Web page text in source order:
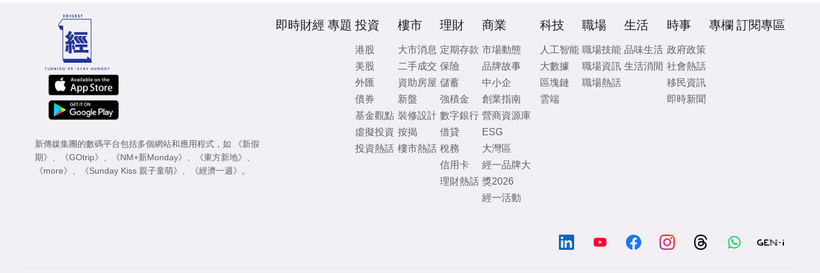
新傳媒集團的數碼平台包括多個網站和應用程式，如
《新假
期》
《GOtrip》 《NM+新Monday》 《東方新地》
《more》
《Sunday Kiss 親子童萌》 《經濟一週》 。
即時財經 專題 投資
港股
美股
外匯
債券
基金觀點
虛擬投資
投資熱話
樓市
大市消息
二手成交
資助房屋
新盤
裝修設計
按揭
樓市熱話
理財
定期存款
保險
儲蓄
強積金
數字銀行
借貸
稅務
信用卡
理財熱話
商業
市場動態
品牌故事
中小企
創業指南
營商資源庫
ESG
大灣區
經一品牌大
獎2026
經一活動
科技
人工智能
大數據
區塊鏈
雲端
職場
職場技能
職場資訊
職場熱話
生活
品味生活
生活消閒
時事
政府政策
社會熱話
移民資訊
即時新聞
專欄 訂閱專區